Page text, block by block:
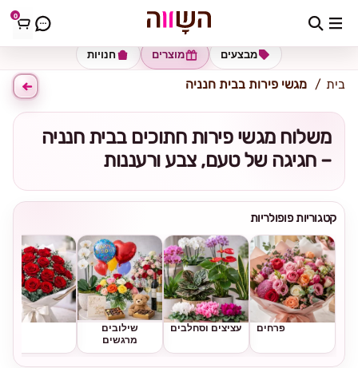
0 כתובת למשלוח הזינו כתובת
חנויות מוצרים מבצעים
בית מגשי פירות בבית חנניה
משלוח מגשי פירות חתוכים בבית חנניה
– חגיגה של טעם, צבע ורעננות
קטגוריות פופולריות
פרחים עציצים וסחלבים
שילובים
מרגשים